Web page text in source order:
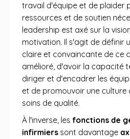
travail d'équipe et de plaider
ressources et de soutien
leadership est axé sur la
motivation. Il s'agit de définir
claire et convaincante de ce
amélioré, d'avoir la capacité
diriger et d'encadrer les
et de promouvoir une culture
soins de qualité.
À l'inverse, les fonctions de
infirmiers sont davantage